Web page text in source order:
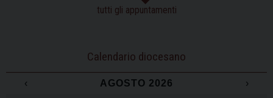
tutti gli appuntamenti
Calendario diocesano
‹ AGOSTO 2026
›